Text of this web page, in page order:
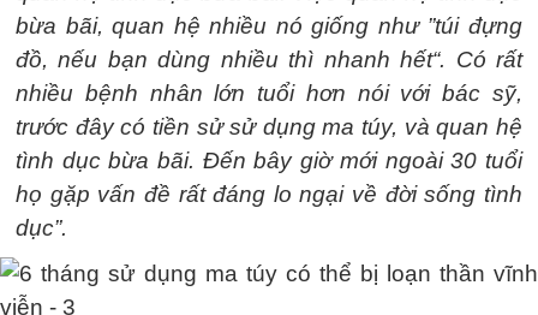
bừa bãi, quan hệ nhiều nó giống như ”túi đựng
đồ, nếu bạn dùng nhiều thì nhanh hết“. Có rất
nhiều bệnh nhân lớn tuổi hơn nói với bác sỹ,
trước đây có tiền sử sử dụng ma túy, và quan hệ
tình dục bừa bãi. Đến bây giờ mới ngoài 30 tuổi
họ gặp vấn đề rất đáng lo ngại về đời sống tình
dục”.